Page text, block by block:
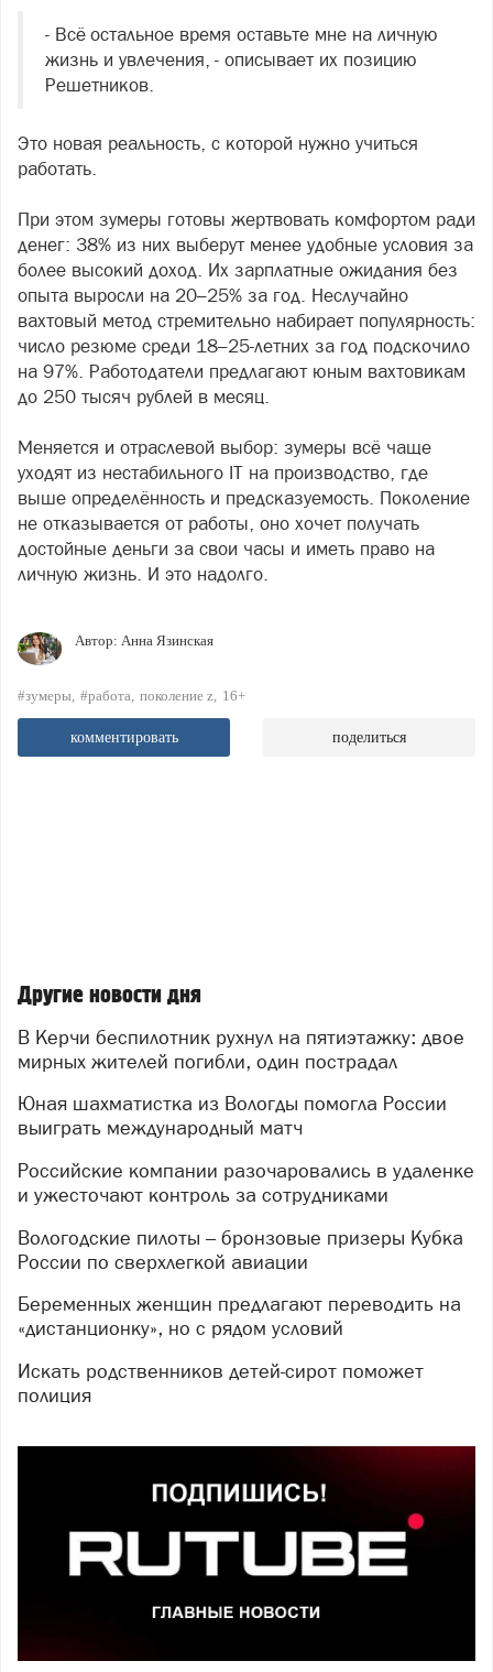
- Всё остальное время оставьте мне на личную
жизнь и увлечения, - описывает их позицию
Решетников.
Это новая реальность, с которой нужно учиться
работать.
При этом зумеры готовы жертвовать комфортом ради
денег: 38% из них выберут менее удобные условия за
более высокий доход. Их зарплатные ожидания без
опыта выросли на 20–25% за год. Неслучайно
вахтовый метод стремительно набирает популярность:
число резюме среди 18–25-летних за год подскочило
на 97%. Работодатели предлагают юным вахтовикам
до 250 тысяч рублей в месяц.
Меняется и отраслевой выбор: зумеры всё чаще
уходят из нестабильного IT на производство, где
выше определённость и предсказуемость. Поколение
не отказывается от работы, оно хочет получать
достойные деньги за свои часы и иметь право на
личную жизнь. И это надолго.
Автор: Анна Язинская
#зумеры #работа поколение z 16+
комментировать поделиться
Другие новости дня
В Керчи беспилотник рухнул на пятиэтажку: двое
мирных жителей погибли, один пострадал
Юная шахматистка из Вологды помогла России
выиграть международный матч
Российские компании разочаровались в удаленке
и ужесточают контроль за сотрудниками
Вологодские пилоты – бронзовые призеры Кубка
России по сверхлегкой авиации
Беременных женщин предлагают переводить на
«дистанционку», но с рядом условий
Искать родственников детей-сирот поможет
полиция